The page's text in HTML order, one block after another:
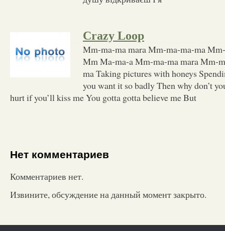
Crazy Loop
Mm-ma-ma mara Mm-ma-ma-ma
Mm Ma-ma-a Mm-ma-ma mara Mm-
ma Taking pictures with honeys
you want it so badly Then why don’t
hurt if you’ll kiss me You gotta gotta believe me But
Нет комментариев
Комментариев нет.
Извините, обсуждение на данный момент закрыто.